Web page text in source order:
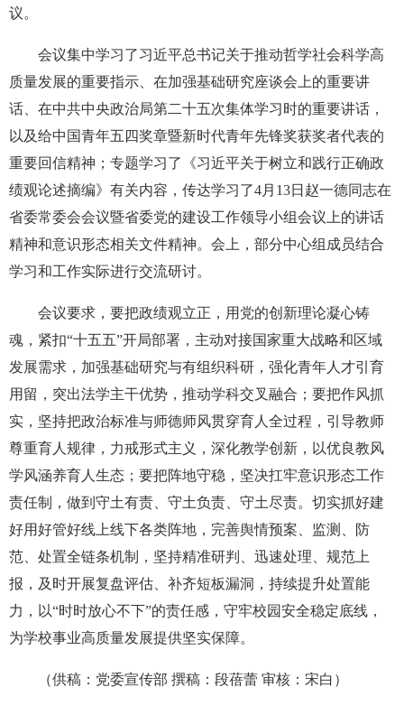
议。
会议集中学习了习近平总书记关于推动哲学社会科学高
质量发展的重要指示、在加强基础研究座谈会上的重要讲
话、在中共中央政治局第二十五次集体学习时的重要讲话，
以及给中国青年五四奖章暨新时代青年先锋奖获奖者代表的
重要回信精神；专题学习了《习近平关于树立和践行正确政
绩观论述摘编》有关内容，传达学习了4月13日赵一德同志在
省委常委会会议暨省委党的建设工作领导小组会议上的讲话
精神和意识形态相关文件精神。会上，部分中心组成员结合
学习和工作实际进行交流研讨。
会议要求，要把政绩观立正，用党的创新理论凝心铸
魂，紧扣“十五五”开局部署，主动对接国家重大战略和区域
发展需求，加强基础研究与有组织科研，强化青年人才引育
用留，突出法学主干优势，推动学科交叉融合；要把作风抓
实，坚持把政治标准与师德师风贯穿育人全过程，引导教师
尊重育人规律，力戒形式主义，深化教学创新，以优良教风
学风涵养育人生态；要把阵地守稳，坚决扛牢意识形态工作
责任制，做到守土有责、守土负责、守土尽责。切实抓好建
好用好管好线上线下各类阵地，完善舆情预案、监测、防
范、处置全链条机制，坚持精准研判、迅速处理、规范上
报，及时开展复盘评估、补齐短板漏洞，持续提升处置能
力，以“时时放心不下”的责任感，守牢校园安全稳定底线，
为学校事业高质量发展提供坚实保障。
（供稿：党委宣传部 撰稿：段蓓蕾 审核：宋白）